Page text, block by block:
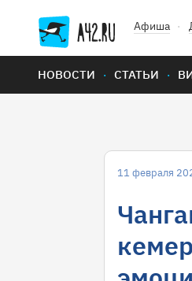
Афиша
НОВОСТИ СТАТЬИ
11 февраля